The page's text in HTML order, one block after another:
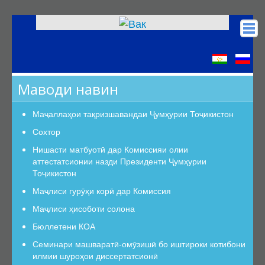
КОА
Низомномаҳо
Шуъбаи аттестатсионӣ
Шуъбаҳои аттестатсионии илмӣ
Дастурамалҳои вазифавии кормандони шуъба
Раёсат
Аъзои Раёсат
Маводи навин
Маҷаллаҳои тақризшавандаи Ҷумҳурии Тоҷикистон
Сохтор
Нишасти матбуотӣ дар Комиссияи олии
аттестатсионии назди Президенти Ҷумҳурии
Тоҷикистон
Маҷлиси гурӯҳи корӣ дар Комиссия
Маҷлиси ҳисоботи солона
Бюллетени КОА
Семинари машваратӣ-омӯзишӣ бо иштироки котибони
илмии шуроҳои диссертатсионӣ